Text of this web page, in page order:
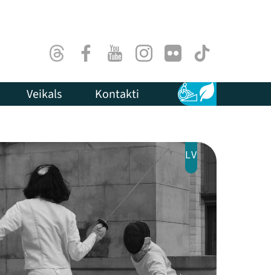
ThreadsFacebookYoutubeInstagram
Flick TikTok
Veikals Kontakti Pieejamība
Ilgtspēja
LV